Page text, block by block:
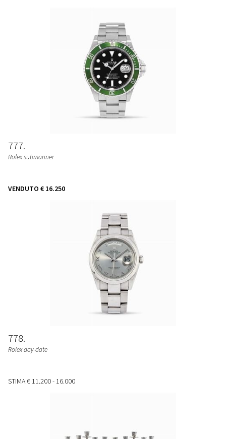
777
Rolex submariner
VENDUTO € 16.250
778
Rolex day-date
STIMA€ 11.200 - 16.000